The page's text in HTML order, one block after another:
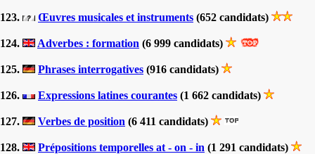
123. Œuvres musicales et instruments (652 candidats)
124. Adverbes : formation (6 999 candidats)
125. Phrases interrogatives (916 candidats)
126. Expressions latines courantes (1 662 candidats)
127. Verbes de position (6 411 candidats)
128. Prépositions temporelles at - on - in (1 291 candidats)